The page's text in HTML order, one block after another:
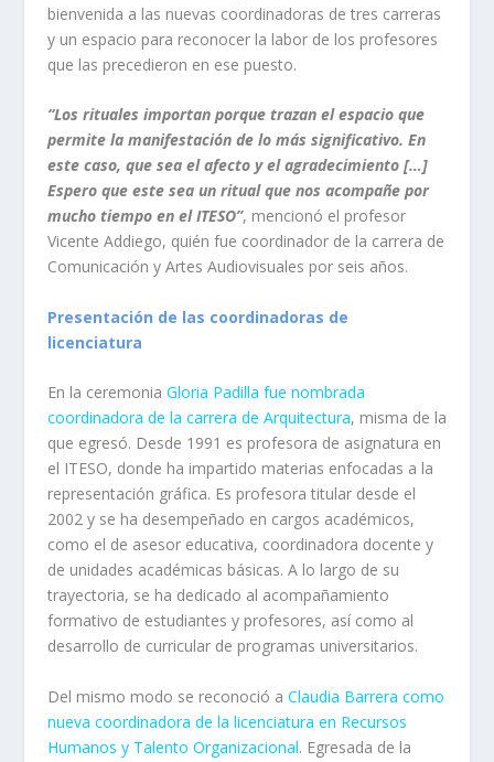
bienvenida a las nuevas coordinadoras de tres carreras
y un espacio para reconocer la labor de los profesores
que las precedieron en ese puesto.
“Los rituales importan porque trazan el espacio que
permite la manifestación de lo más significativo. En
este caso, que sea el afecto y el agradecimiento […]
Espero que este sea un ritual que nos acompañe por
mucho tiempo en el ITESO”, mencionó el profesor
Vicente Addiego, quién fue coordinador de la carrera de
Comunicación y Artes Audiovisuales por seis años.
Presentación de las coordinadoras de
licenciatura
En la ceremonia Gloria Padilla fue nombrada
coordinadora de la carrera de Arquitectura, misma de la
que egresó. Desde 1991 es profesora de asignatura en
el ITESO, donde ha impartido materias enfocadas a la
representación gráfica. Es profesora titular desde el
2002 y se ha desempeñado en cargos académicos,
como el de asesor educativa, coordinadora docente y
de unidades académicas básicas. A lo largo de su
trayectoria, se ha dedicado al acompañamiento
formativo de estudiantes y profesores, así como al
desarrollo de curricular de programas universitarios.
Del mismo modo se reconoció a Claudia Barrera como
nueva coordinadora de la licenciatura en Recursos
Humanos y Talento Organizacional. Egresada de la